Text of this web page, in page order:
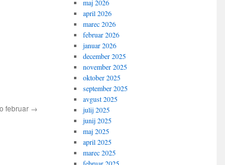
februar →
maj 2026
april 2026
marec 2026
februar 2026
januar 2026
december 2025
november 2025
oktober 2025
september 2025
avgust 2025
julij 2025
junij 2025
maj 2025
april 2025
marec 2025